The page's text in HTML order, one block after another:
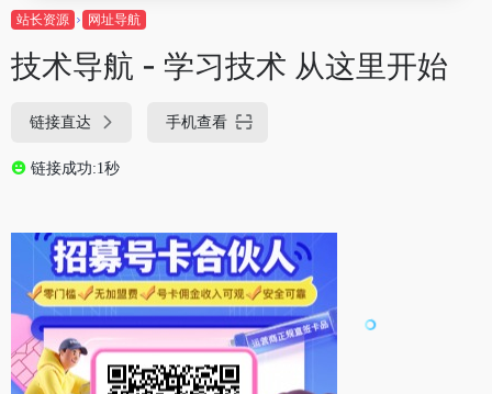
站长资源 网址导航
技术导航 - 学习技术 从这里开始
链接直达 手机查看
链接成功:1秒